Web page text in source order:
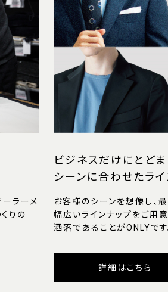
ラーメ
りの
ビジネスだけにとどま
シーンに合わせたライ
お客様のシーンを想像し、
幅広いラインナップをご用
洒落であることがONLYです
詳細はこちら